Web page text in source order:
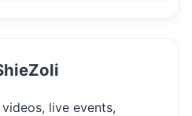
live events,